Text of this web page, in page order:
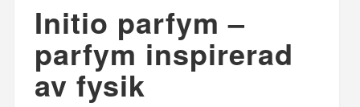
Initio parfym –
parfym inspirerad
av fysik